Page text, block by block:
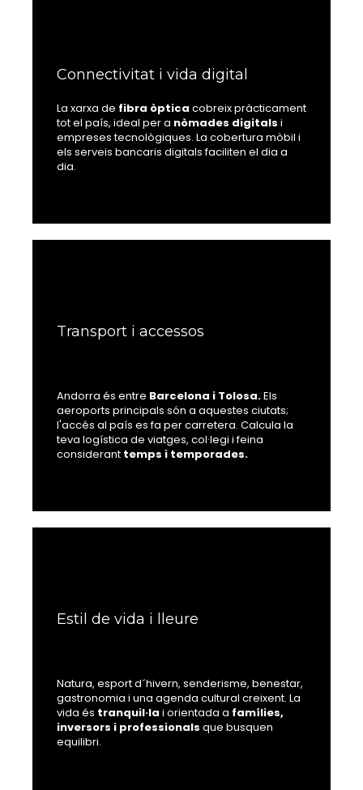
Connectivitat i vida digital
La xarxa de fibra òptica cobreix pràcticament
tot el país, ideal per a nòmades digitals i
empreses tecnològiques. La cobertura mòbil i
els serveis bancaris digitals faciliten el dia a
dia.
Transport i accessos
Andorra és entre Barcelona i Tolosa.Els
aeroports principals són a aquestes ciutats;
l'accés al país es fa per carretera. Calcula la
teva logística de viatges, col·legi i feina
considerant temps i temporades.
Estil de vida i lleure
Natura, esport d´hivern, senderisme, benestar,
gastronomia i una agenda cultural creixent. La
vida és tranquil·la i orientada a famílies,
inversors i professionals que busquen
equilibri.